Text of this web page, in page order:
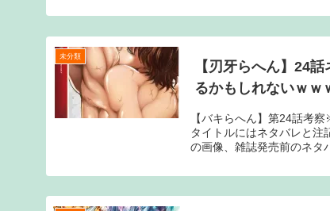
未分類
【刃牙らへん】24
るかもしれないｗｗ
【バキらへん】第24話考
タイトルにはネタバレと注
の画像、雑誌発売前のネタ